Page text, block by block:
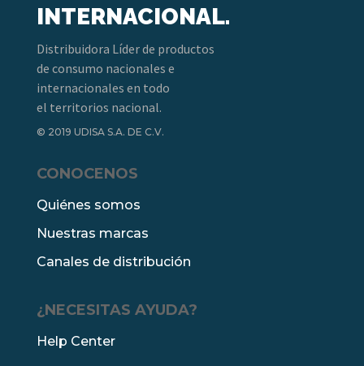
INTERNACIONAL.
Distribuidora Líder de productos
de consumo nacionales e
internacionales en todo
el territorios nacional.
© 2019 UDISA S.A. DE C.V.
CONOCENOS
Quiénes somos
Nuestras marcas
Canales de distribución
¿NECESITAS AYUDA?
Help Center